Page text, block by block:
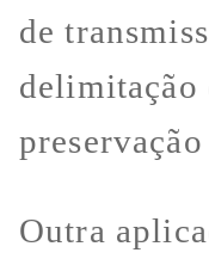
de
delimitação
Outra